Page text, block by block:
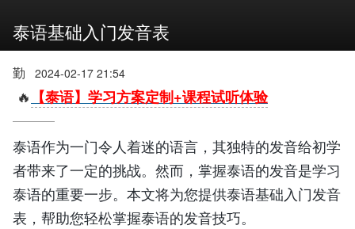
泰语基础入门发音表
勤 2024-02-17 21:54
🔥 【泰语】学习方案定制+课程试听体验
泰语作为一门令人着迷的语言，其独特的发音给初学
者带来了一定的挑战。然而，掌握泰语的发音是学习
泰语的重要一步。本文将为您提供泰语基础入门发音
表，帮助您轻松掌握泰语的发音技巧。